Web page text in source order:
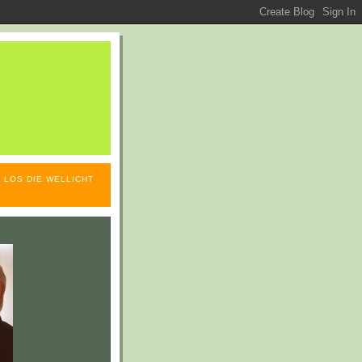
LOS DIE WELLICHT